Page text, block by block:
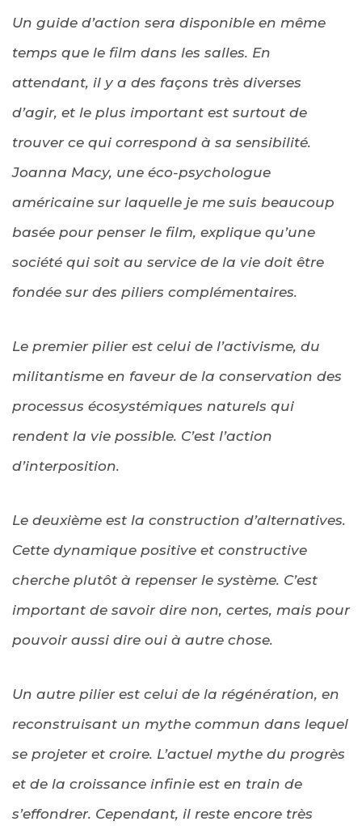
Un guide d’action sera disponible en même
temps que le film dans les salles. En
attendant, il y a des façons très diverses
d’agir, et le plus important est surtout de
trouver ce qui correspond à sa sensibilité.
Joanna Macy, une éco-psychologue
américaine sur laquelle je me suis beaucoup
basée pour penser le film, explique qu’une
société qui soit au service de la vie doit être
fondée sur des piliers complémentaires.
Le premier pilier est celui de l’activisme, du
militantisme en faveur de la conservation des
processus écosystémiques naturels qui
rendent la vie possible. C’est l’action
d’interposition.
Le deuxième est la construction d’alternatives.
Cette dynamique positive et constructive
cherche plutôt à repenser le système. C’est
important de savoir dire non, certes, mais pour
pouvoir aussi dire oui à autre chose.
Un autre pilier est celui de la régénération, en
reconstruisant un mythe commun dans lequel
se projeter et croire. L’actuel mythe du progrès
et de la croissance infinie est en train de
s’effondrer. Cependant, il reste encore très